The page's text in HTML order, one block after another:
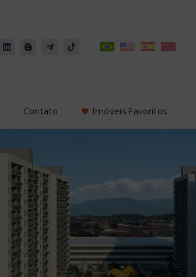
Contato Imóveis Favoritos